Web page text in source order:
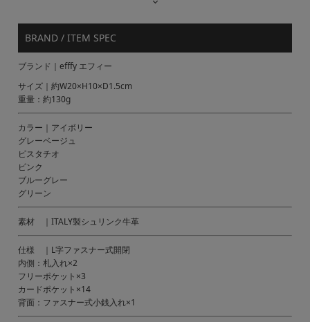
BRAND / ITEM SPEC
ブランド｜efffy エフィー
サイズ｜約W20×H10×D1.5cm
重量：約130g
カラー｜アイボリー
グレーベージュ
ピスタチオ
ピンク
ブルーグレー
グリーン
素材 ｜ITALY製シュリンク牛革
仕様 ｜L字ファスナー式開閉
内側：札入れ×2
フリーポケット×3
カードポケット×14
背面：ファスナー式小銭入れ×1